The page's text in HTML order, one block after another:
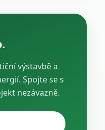
výstavbě a
Spojte se s
nezávazně.